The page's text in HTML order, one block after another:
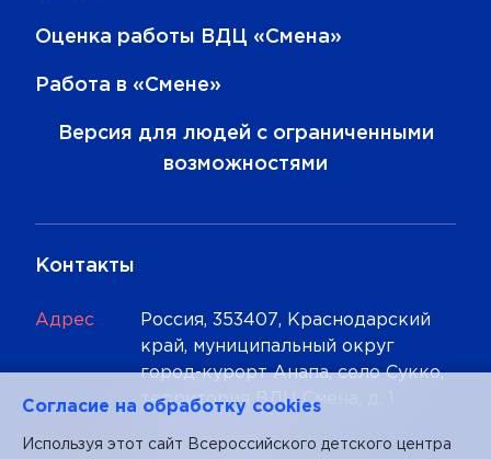
Оценка работы ВДЦ «Смена»
Работа в «Смене»
Версия для людей с ограниченными
возможностями
Контакты
Адрес
Россия, 353407, Краснодарский
край, муниципальный округ
город-курорт Анапа, село Сукко,
территория ВДЦ Смена, д. 1
Телефон +7 (86133) 93-5-20
Cогласие на обработку cookies
Используя этот сайт Всероссийского детского центра